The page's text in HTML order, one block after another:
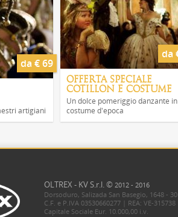
da € 69
artigiani
da
OFFERTA SPECIALE
COTILLON E COSTUME
Un dolce pomeriggio danzante in
costume d'epoca
OLTREX - KV S.r.l. © 2012 - 2016
Dorsoduro, Salizada San Basegio, 1648 -
C.F. e P.IVA 03530660277 | REA: VE-315738
Capitale Sociale Eur. 10.000,00 i.v.